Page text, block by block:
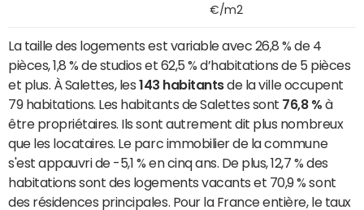
€/m2
La taille des logements est variable avec 26,8 % de 4
pièces, 1,8 % de studios et 62,5 % d’habitations de 5 pièces
et plus. À Salettes, les143 habitantsde la ville occupent
79 habitations. Les habitants de Salettes sont 76,8 % à
être propriétaires. Ils sont autrement dit plus nombreux
que les locataires. Le parc immobilier de la commune
s'est appauvri de -5,1 % en cinq ans. De plus, 12,7 % des
habitations sont des logements vacants et 70,9 % sont
des résidences principales. Pour la France entière, le taux